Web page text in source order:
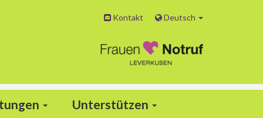
Deutsch
Kontakt
Unterstützen